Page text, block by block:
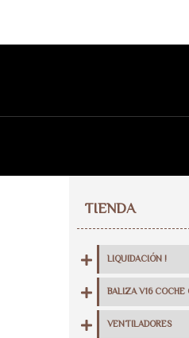
Web exclusiva
Portes gratis
TIENDA
LIQUIDACIÓN !
BALIZA V16 COCHE
VENTILADORES